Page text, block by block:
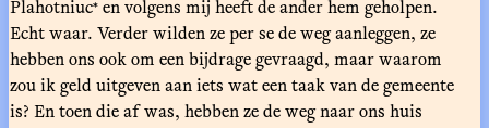
Plahotniuc* en volgens mij heeft de ander hem geholpen.
Echt waar. Verder wilden ze per se de weg aanleggen, ze
hebben ons ook om een bijdrage gevraagd, maar waarom
zou ik geld uitgeven aan iets wat een taak van de gemeente
is? En toen die af was, hebben ze de weg naar ons huis